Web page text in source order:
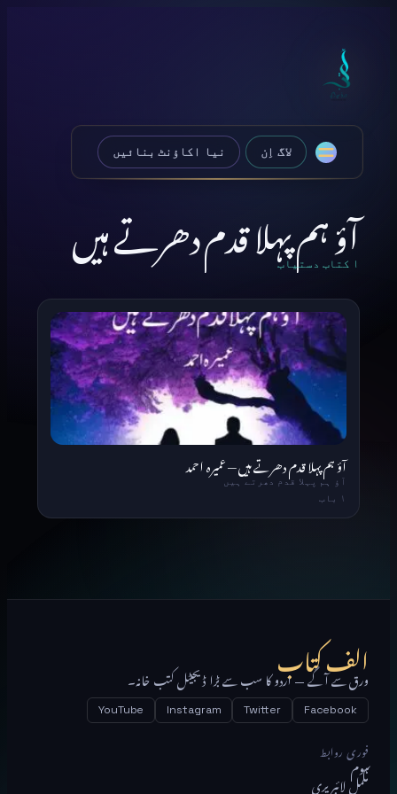
لاگ اِن نیا اکاؤنٹ بنائیں
آؤ ہم پہلا قدم دھرتے ہیں
۱ کتاب دستیاب
آؤ ہم پہلا قدم دھرتے ہیں — عمیرہ احمد
آؤ ہم پہلا قدم دھرتے ہیں
۱ باب
الف کتاب
ورق سے آگے — اردو کا سب سے بڑا ڈیجیٹل کتب خانہ۔
Facebook
Twitter
Instagram
YouTube
فوری روابط
ہوم
مکمل لائبریری